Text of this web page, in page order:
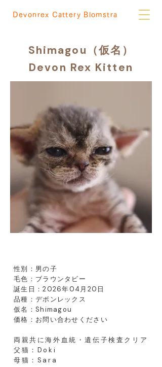
Devonrex Cattery Blomstra
Shimagou（仮名）
Devon Rex Kitten
性別：男の子
毛色：ブラウンタビー
誕生日：2026年04月20日
​品種：デボンレックス
仮名：Shimagou
価格：お問い合わせください
両親共に海外血統・遺伝子検査クリア
父猫： Doki
母猫： Sara​